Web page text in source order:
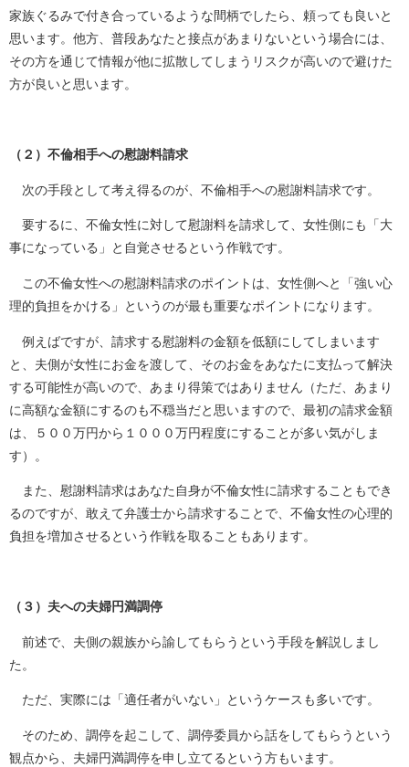
家族ぐるみで付き合っているような間柄でしたら、頼っても良いと
思います。他方、普段あなたと接点があまりないという場合には、
その方を通じて情報が他に拡散してしまうリスクが高いので避けた
方が良いと思います。
（２）不倫相手への慰謝料請求
次の手段として考え得るのが、不倫相手への慰謝料請求です。
要するに、不倫女性に対して慰謝料を請求して、女性側にも「大
事になっている」と自覚させるという作戦です。
この不倫女性への慰謝料請求のポイントは、女性側へと「強い心
理的負担をかける」というのが最も重要なポイントになります。
例えばですが、請求する慰謝料の金額を低額にしてしまいます
と、夫側が女性にお金を渡して、そのお金をあなたに支払って解決
する可能性が高いので、あまり得策ではありません（ただ、あまり
に高額な金額にするのも不穏当だと思いますので、最初の請求金額
は、５００万円から１０００万円程度にすることが多い気がしま
す）。
また、慰謝料請求はあなた自身が不倫女性に請求することもでき
るのですが、敢えて弁護士から請求することで、不倫女性の心理的
負担を増加させるという作戦を取ることもあります。
（３）夫への夫婦円満調停
前述で、夫側の親族から諭してもらうという手段を解説しまし
た。
ただ、実際には「適任者がいない」というケースも多いです。
そのため、調停を起こして、調停委員から話をしてもらうという
観点から、夫婦円満調停を申し立てるという方もいます。